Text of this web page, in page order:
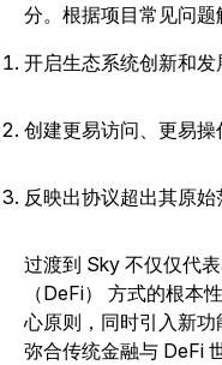
分。根据项目常见问题
开启生态系统创新和发
创建更易访问、更易操
反映出协议超出其原
过渡到 Sky 不仅仅代
（DeFi） 方式的根本性
心原则，同时引入新
弥合传统金融与 DeFi